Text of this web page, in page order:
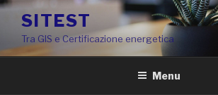
Salta
contenuto
SITEST
Tra GIS e Certificazione energetica
Menu